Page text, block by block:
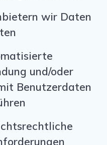
wir Daten
und/oder
Benutzerdaten